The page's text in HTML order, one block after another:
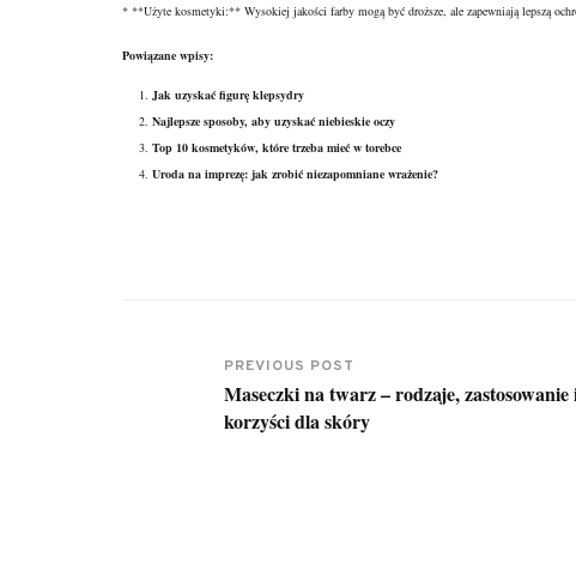
* **Użyte kosmetyki:** Wysokiej jakości farby mogą być droższe, ale zapewniają lepszą
Powiązane wpisy:
Jak uzyskać figurę klepsydry
Najlepsze sposoby, aby uzyskać niebieskie oczy
Top 10 kosmetyków, które trzeba mieć w torebce
Uroda na imprezę: jak zrobić niezapomniane wrażenie?
PREVIOUS POST
Maseczki na twarz – rodzaje, zastosowanie
korzyści dla skóry